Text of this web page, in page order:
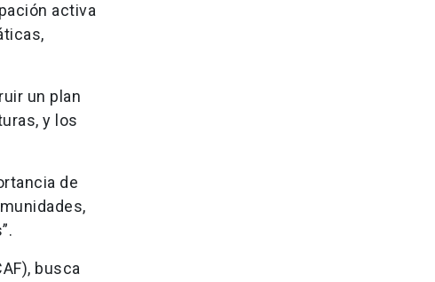
activa
un plan
y los
de
busca